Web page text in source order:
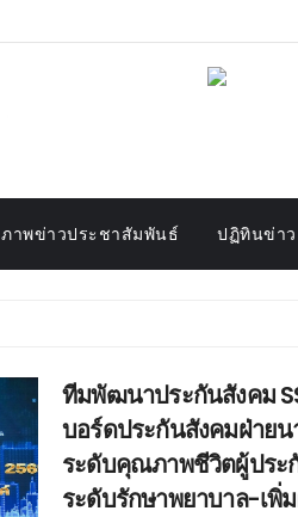
ภาพข่าวประชาสัมพันธ์ ปฏิทินข่าว
ทีมพัฒนาประกันสังคม
บอร์ดประกันสังคมฝ่าย
ระดับคุณภาพชีวิตผู้ประ
ระดับรักษาพยาบาล-เพิ่